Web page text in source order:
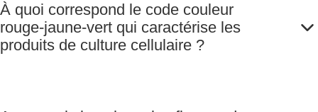
À quoi correspond le code couleur
rouge-jaune-vert qui caractérise les
produits de culture cellulaire ?